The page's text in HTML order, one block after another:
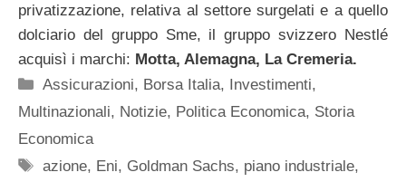
privatizzazione, relativa al settore surgelati e a quello
dolciario del gruppo Sme, il gruppo svizzero Nestlé
acquisì i marchi: Motta, Alemagna, La Cremeria.
Categorie
Assicurazioni, Borsa Italia, Investimenti,
Multinazionali, Notizie, Politica Economica, Storia
Economica
Tag
azione, Eni, Goldman Sachs, piano industriale,